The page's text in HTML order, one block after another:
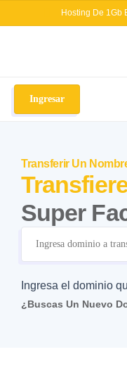
Hosting De 1Gb
Diseño Web
Seguridad Web
Soluciones Email
Blog
Ingresar
Transferir Un
Super
Ingresa el dominio
¿Buscas Un Nuevo